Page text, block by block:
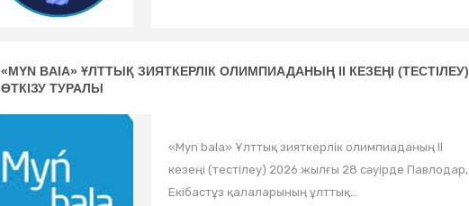
«MYN BAIA» ҰЛТТЫҚ ЗИЯТКЕРЛІК ОЛИМПИАДАНЫҢ ІІ КЕЗЕҢІ (ТЕСТІЛЕУ)
ӨТКІЗУ ТУРАЛЫ
«Myn baIa» Ұлттық зияткерлік олимпиаданың ІІ
кезеңі (тестілеу) 2026 жылғы 28 сәуірде Павлодар,
Екібастұз қалаларының ұлттық...